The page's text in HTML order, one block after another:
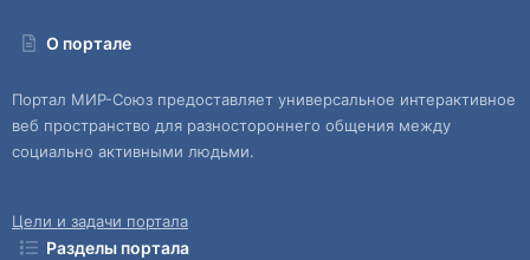
О портале
Портал МИР-Союз предоставляет универсальное интерактивное
веб пространство для разностороннего общения между
социально активными людьми.
Цели и задачи портала
Разделы портала